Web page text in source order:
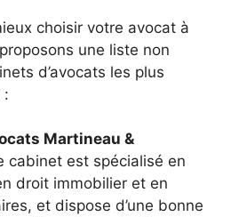
choisir votre avocat à
une liste non
d’avocats les plus
:
Martineau &
cabinet est spécialisé en
droit immobilier et en
et dispose d’une bonne